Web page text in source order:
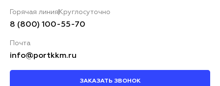
Горячая линия Круглосуточно
8 (800) 100-55-70
Почта
info@portkkm.ru
ЗАКАЗАТЬ ЗВОНОК